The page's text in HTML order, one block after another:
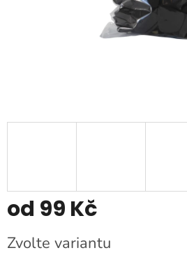
od 99 Kč
cena:
Zvolte variantu